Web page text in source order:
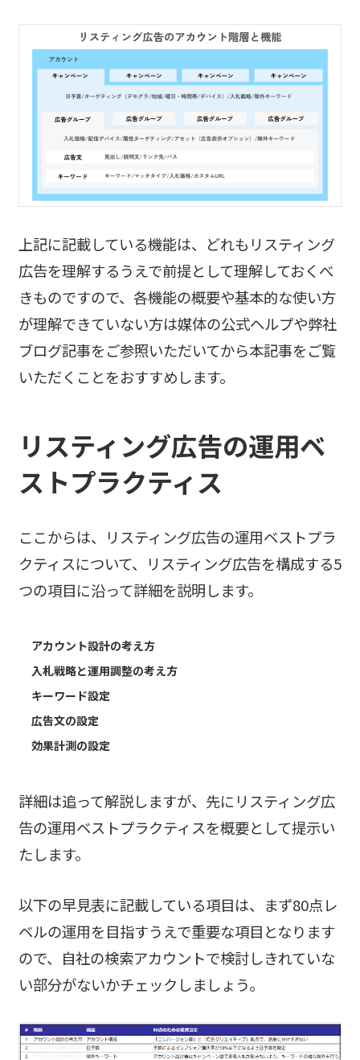
上記に記載している機能は、どれもリスティング
広告を理解するうえで前提として理解しておくべ
きものですので、各機能の概要や基本的な使い方
が理解できていない方は媒体の公式ヘルプや弊社
ブログ記事をご参照いただいてから本記事をご覧
いただくことをおすすめします。
リスティング広告の運用ベ
ストプラクティス
ここからは、リスティング広告の運用ベストプラ
クティスについて、リスティング広告を構成する5
つの項目に沿って詳細を説明します。
アカウント設計の考え方
入札戦略と運用調整の考え方
キーワード設定
広告文の設定
効果計測の設定
詳細は追って解説しますが、先にリスティング広
告の運用ベストプラクティスを概要として提示い
たします。
以下の早見表に記載している項目は、まず80点レ
ベルの運用を目指すうえで重要な項目となります
ので、自社の検索アカウントで検討しきれていな
い部分がないかチェックしましょう。